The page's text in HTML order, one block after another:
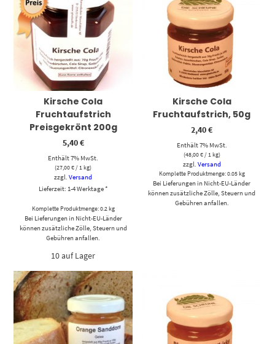
Kirsche Cola
Fruchtaufstrich
Preisgekrönt 200g
5,40€
Enthält 7% MwSt.
(27,00€/ 1 kg)
zzgl.Versand
Lieferzeit: 1-4 Werktage *
Komplette Produktmenge: 0.2 kg
Bei Lieferungen in Nicht-EU-Länder
können zusätzliche Zölle, Steuern und
Gebühren anfallen.
10 auf Lager
Kirsche Cola
Fruchtaufstrich, 50g
2,40€
Enthält 7% MwSt.
(48,00€/ 1 kg)
zzgl. Versand
Komplette Produktmenge: 0.05 kg
Bei Lieferungen in Nicht-EU-Länder
können zusätzliche Zölle, Steuern und
Gebühren anfallen.